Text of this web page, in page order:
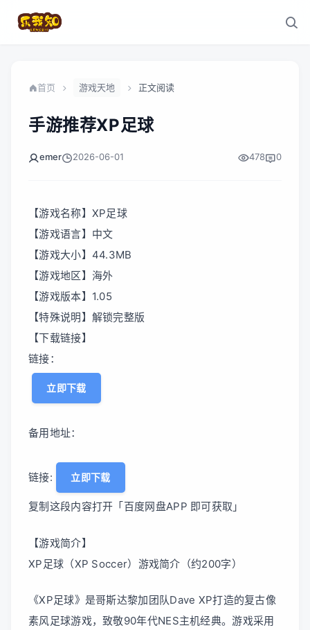
首页 游戏天地 正文阅读
手游推荐XP足球
emer 2026-06-01 478 0
【游戏名称】XP足球
【游戏语言】中文
【游戏大小】44.3MB
【游戏地区】海外
【游戏版本】1.05
【特殊说明】解锁完整版
【下载链接】
链接：
立即下载
备用地址：
链接: 立即下载
复制这段内容打开「百度网盘APP 即可获取」
【游戏简介】
XP足球（XP Soccer）游戏简介（约200字）
《XP足球》是哥斯达黎加团队Dave XP打造的复古像
素风足球游戏，致敬90年代NES主机经典。游戏采用